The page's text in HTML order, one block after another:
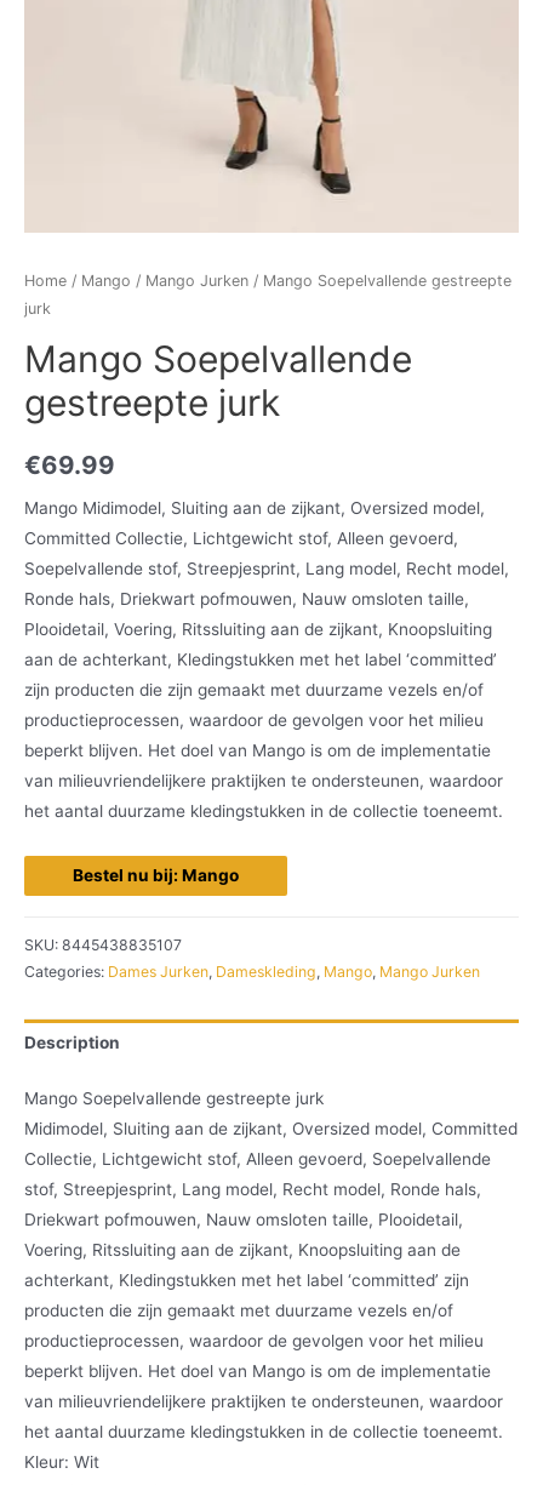
Home / Mango / Mango Jurken / Mango Soepelvallende gestreepte
jurk
Mango Soepelvallende
gestreepte jurk
€69.99
Mango Midimodel, Sluiting aan de zijkant, Oversized model,
Committed Collectie, Lichtgewicht stof, Alleen gevoerd,
Soepelvallende stof, Streepjesprint, Lang model, Recht model,
Ronde hals, Driekwart pofmouwen, Nauw omsloten taille,
Plooidetail, Voering, Ritssluiting aan de zijkant, Knoopsluiting
aan de achterkant, Kledingstukken met het label ‘committed’
zijn producten die zijn gemaakt met duurzame vezels en/of
productieprocessen, waardoor de gevolgen voor het milieu
beperkt blijven. Het doel van Mango is om de implementatie
van milieuvriendelijkere praktijken te ondersteunen, waardoor
het aantal duurzame kledingstukken in de collectie toeneemt.
Bestel nu bij: Mango
SKU: 8445438835107
Categories: Dames Jurken, Dameskleding, Mango, Mango Jurken
Description
Mango Soepelvallende gestreepte jurk
Midimodel, Sluiting aan de zijkant, Oversized model, Committed
Collectie, Lichtgewicht stof, Alleen gevoerd, Soepelvallende
stof, Streepjesprint, Lang model, Recht model, Ronde hals,
Driekwart pofmouwen, Nauw omsloten taille, Plooidetail,
Voering, Ritssluiting aan de zijkant, Knoopsluiting aan de
achterkant, Kledingstukken met het label ‘committed’ zijn
producten die zijn gemaakt met duurzame vezels en/of
productieprocessen, waardoor de gevolgen voor het milieu
beperkt blijven. Het doel van Mango is om de implementatie
van milieuvriendelijkere praktijken te ondersteunen, waardoor
het aantal duurzame kledingstukken in de collectie toeneemt.
Kleur: Wit